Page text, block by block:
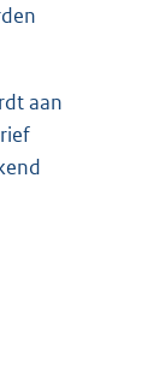
aan